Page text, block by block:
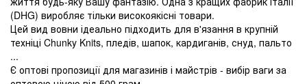
(DHG) виробляє тільки високоякісні товари.
Цей вид вовни ідеально підходить для в'язання в крупній
техніці Chunky Knits, пледів, шапок, кардиганів, снуд, пальто
...
Є оптові пропозиції для магазинів і майстрів - вибір ваги за